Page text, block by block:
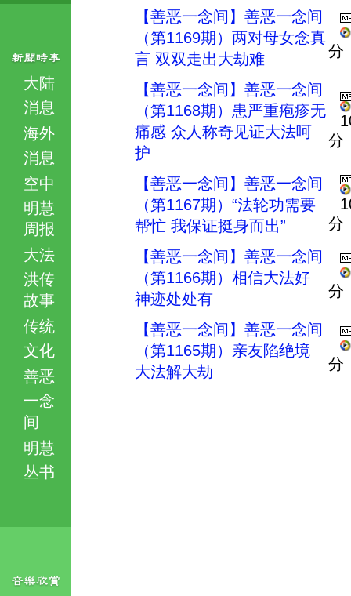
大陆
消息
海外
消息
空中
明慧
周报
大法
洪传
故事
传统
文化
善恶
一念
间
明慧
丛书
【善恶一念间】善恶一念间
（第1169期）两对母女念真
言 双双走出大劫难
分
【善恶一念间】善恶一念间
（第1168期）患严重疱疹无
痛感 众人称奇见证大法呵
护
分
【善恶一念间】善恶一念间
（第1167期）“法轮功需要
帮忙 我保证挺身而出”
分
【善恶一念间】善恶一念间
（第1166期）相信大法好
神迹处处有
分
【善恶一念间】善恶一念间
（第1165期）亲友陷绝境
大法解大劫
分